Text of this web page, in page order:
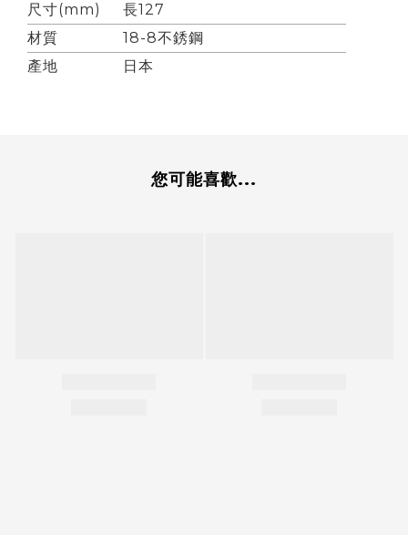
尺寸(mm)
長127
材質
18-8不銹鋼
產地
日本
您可能喜歡...